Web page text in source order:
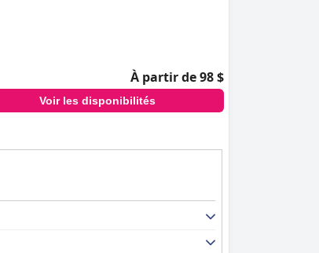
À partir de 98 $
Voir les disponibilités